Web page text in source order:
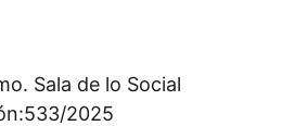
Sala de lo Social
2025